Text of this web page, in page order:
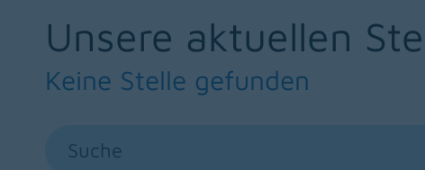
Unsere aktuellen
Keine Stelle gefunden